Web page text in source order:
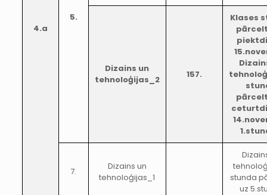
4.a
5.
Dizains un
tehnoloģijas_2
157.
Klases
7.
Dizains un
tehnoloģijas_1
stunda
uz